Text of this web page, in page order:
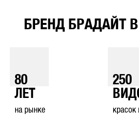
БРЕНД БРАДАЙТ
80
ЛЕТ
на рынке
250
красок